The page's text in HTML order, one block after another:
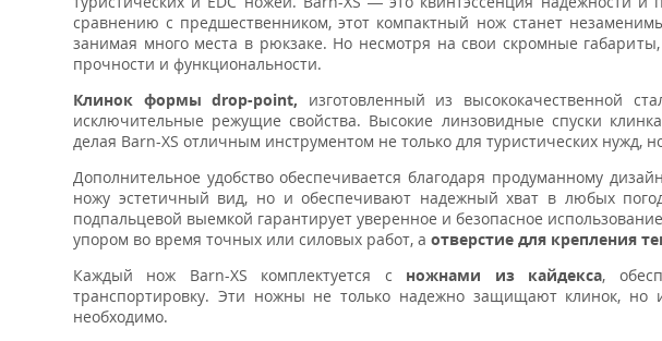
сравнению с предшественником, этот компактный нож станет
занимая много места в рюкзаке. Но несмотря на свои скромные
прочности и функциональности.
Клинок формы drop-point, изготовленный из высококачественной
исключительные режущие свойства. Высокие линзовидные спуски
делая Barn-XS отличным инструментом не только для туристических нужд,
Дополнительное удобство обеспечивается благодаря продуманному
ножу эстетичный вид, но и обеспечивают надежный хват в любых
подпальцевой выемкой гарантирует уверенное и безопасное
упором во время точных или силовых работ, а отверстие для крепления
Каждый нож Barn-XS комплектуется с ножнами из кайдекса,
транспортировку. Эти ножны не только надежно защищают клинок, но
необходимо.